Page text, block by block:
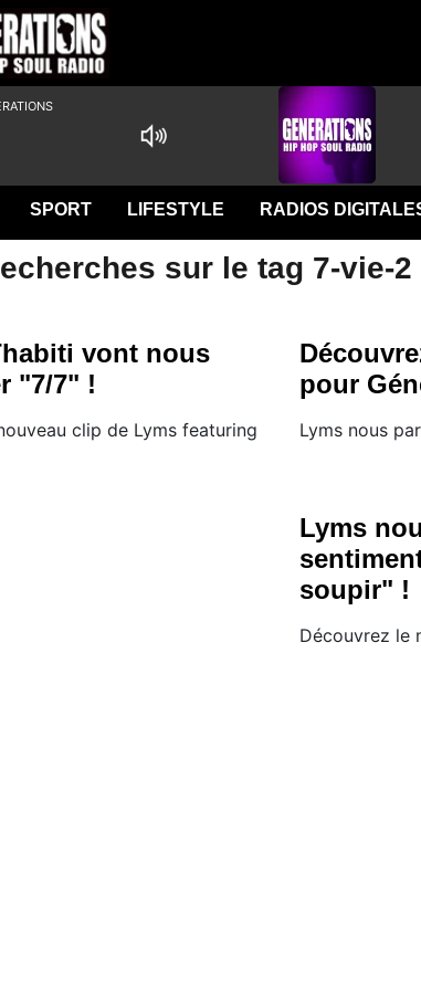
SPORT LIFESTYLE RADIOS
sur le tag 7-vie-
vont nous
"7/7" !
clip de Lyms featuring
pour
Lyms nous
Lyms
soupir" !
Découvrez le